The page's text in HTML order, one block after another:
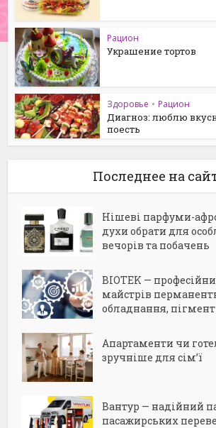
Рацион
Украшение тортов
Здоровье • Рацион
Диагноз: люблю
поесть
Последнее на
Нішеві парфуми-
духи обрати для
вечорів та побачень
BIOTEK —
майстрів
обладнання,
Апартаменти чи
зручніше для сім’ї
Вантур — надійний
пасажирських